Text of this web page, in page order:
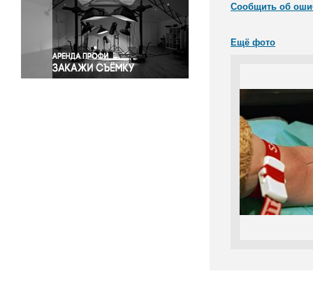
Спорт
Экология
Экономика и бизнес
Сообщить об
Ещё фото